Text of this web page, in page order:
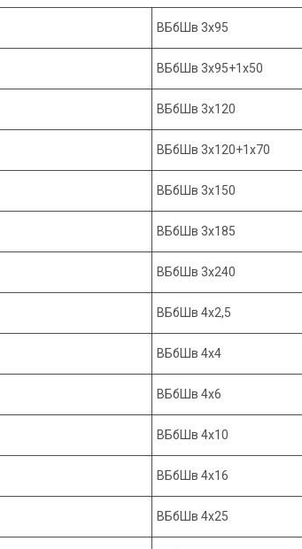
ВБбШв 3х95
ВБбШв 3х95+1х50
ВБбШв 3х120
ВБбШв 3х120+1х70
ВБбШв 3х150
ВБбШв 3х185
ВБбШв 3х240
ВБбШв 4х2,5
ВБбШв 4х4
ВБбШв 4х6
ВБбШв 4х10
ВБбШв 4х16
ВБбШв 4х25